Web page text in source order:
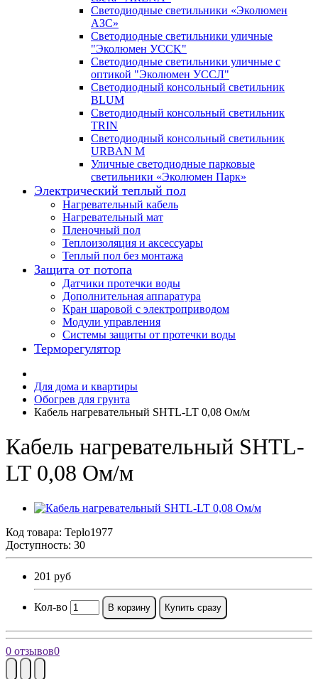
Светодиодные светильники «Эколюмен
АЗС»
Светодиодные светильники уличные
"Эколюмен УССK"
Светодиодные светильники уличные с
оптикой "Эколюмен УССЛ"
Светодиодный консольный светильник
BLUM
Светодиодный консольный светильник
TRIN
Светодиодный консольный светильник
URBAN M
Уличные светодиодные парковые
светильники «Эколюмен Парк»
Электрический теплый пол
Нагревательный кабель
Нагревательный мат
Пленочный пол
Теплоизоляция и аксессуары
Теплый пол без монтажа
Защита от потопа
Датчики протечки воды
Дополнительная аппаратура
Кран шаровой с электроприводом
Модули управления
Системы защиты от протечки воды
Терморегулятор
Для дома и квартиры
Обогрев для грунта
Кабель нагревательный SHTL-LT 0,08 Ом/м
Кабель нагревательный SHTL-
LT 0,08 Ом/м
Код товара: Teplo1977
Доступность: 30
201 руб
Кол-во В корзину Купить сразу
0 отзывов0